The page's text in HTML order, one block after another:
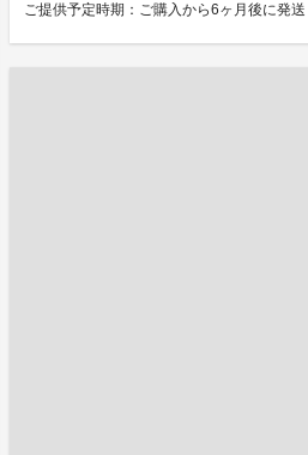
ご提供予定時期：ご購入から6ヶ月後に発送